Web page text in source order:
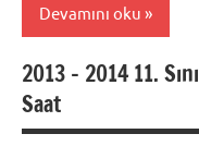
Devamını oku
2017 -
2018
Edebiyat
2013 – 2014 11.
Saat